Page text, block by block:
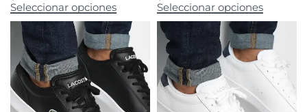
Seleccionar opciones Seleccionar opciones